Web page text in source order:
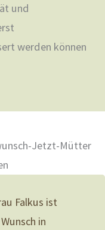
und
werden können
Jetzt-Mütter
Falkus ist
in